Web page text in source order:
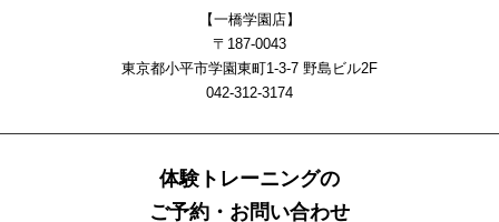
【一橋学園店】
〒187-0043
東京都小平市学園東町1-3-7 野島ビル2F
042-312-3174
体験トレーニングの
ご予約・お問い合わせ